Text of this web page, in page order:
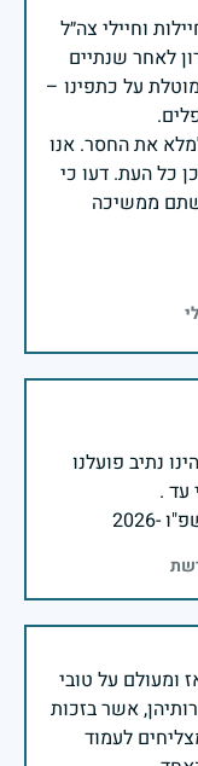
וחיילי צה״ל
לאחר שנתיים
על כתפינו –
את החסר. אנו
כל העת. דעו כי
ממשיכה
נתיב פועלנו
2026
ומעולם על טובי
אשר בזכות
לעמוד